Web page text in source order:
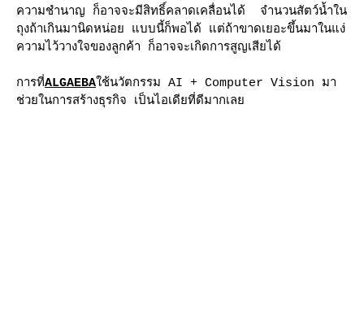
ความชำนาญ ก็อาจจะมีสิทธิ์คลาดเคลื่อนได้ จำนวนสัตว์น้ำใน
ถุงถ้าเกินมานิดหน่อย แบบนี้ก็พอได้ แต่ถ้าขาดเยอะขึ้นมาในแง่
ความไว้วางใจของลูกค้า ก็อาจจะเกิดการสูญเสียได้
การที่ALGAEBAช้นวัตกรรม AI + Computer Vision มา
ช่วยในการสร้างธุรกิจ เป็นไอเดียที่ดีมากเล